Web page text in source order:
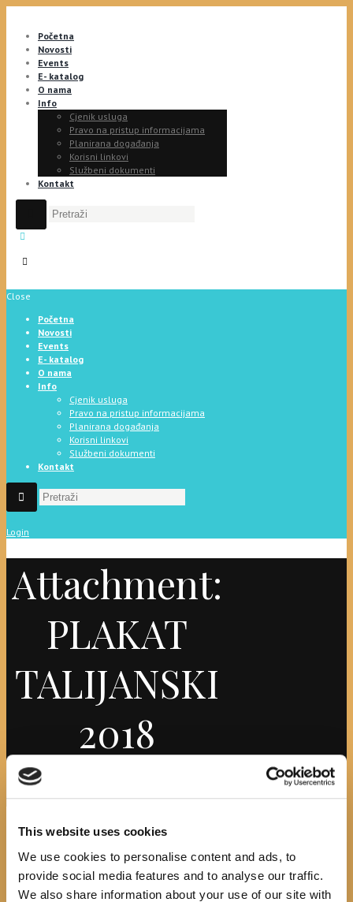
This website uses cookies
We use cookies to personalise content and ads, to
provide social media features and to analyse our traffic.
We also share information about your use of our site with
Početna
Novosti
Events
E- katalog
O nama
Info
Cjenik usluga
Pravo na pristup informacijama
Planirana događanja
Korisni linkovi
Službeni dokumenti
Kontakt
Close
Početna
Novosti
Events
E- katalog
O nama
Info
Cjenik usluga
Pravo na pristup informacijama
Planirana događanja
Korisni linkovi
Službeni dokumenti
Kontakt
Login
Attachment:
PLAKAT
TALIJANSKI
2018
Početna
jezika"
PLAKAT
TALIJANSKI 2018